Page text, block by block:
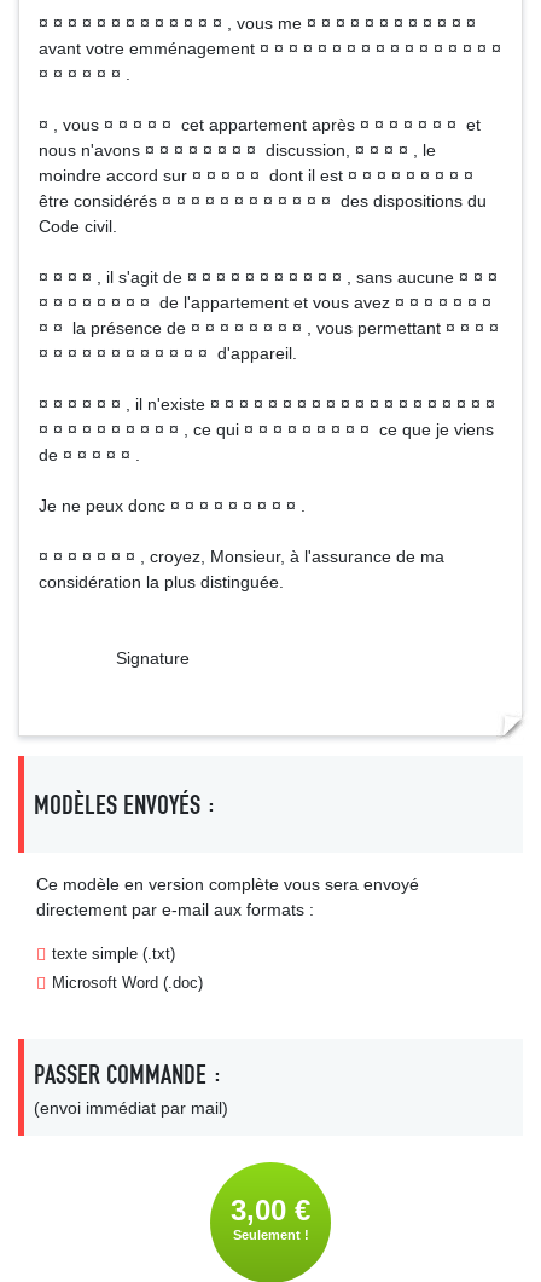
¤ ¤ ¤ ¤ ¤ ¤ ¤ ¤ ¤ ¤ ¤ ¤ ¤ , vous me ¤ ¤ ¤ ¤ ¤ ¤ ¤ ¤ ¤ ¤ ¤ ¤
avant votre emménagement ¤ ¤ ¤ ¤ ¤ ¤ ¤ ¤ ¤ ¤ ¤ ¤ ¤ ¤ ¤ ¤ ¤
¤ ¤ ¤ ¤ ¤ ¤ .
¤ , vous ¤ ¤ ¤ ¤ ¤ cet appartement après ¤ ¤ ¤ ¤ ¤ ¤ ¤ et
nous n'avons ¤ ¤ ¤ ¤ ¤ ¤ ¤ ¤ discussion, ¤ ¤ ¤ ¤ , le
moindre accord sur ¤ ¤ ¤ ¤ ¤ dont il est ¤ ¤ ¤ ¤ ¤ ¤ ¤ ¤ ¤
être considérés ¤ ¤ ¤ ¤ ¤ ¤ ¤ ¤ ¤ ¤ ¤ ¤ des dispositions du
Code civil.
¤ ¤ ¤ ¤ , il s'agit de ¤ ¤ ¤ ¤ ¤ ¤ ¤ ¤ ¤ ¤ ¤ , sans aucune ¤ ¤ ¤
¤ ¤ ¤ ¤ ¤ ¤ ¤ ¤ de l'appartement et vous avez ¤ ¤ ¤ ¤ ¤ ¤ ¤
¤ ¤ la présence de ¤ ¤ ¤ ¤ ¤ ¤ ¤ ¤ , vous permettant ¤ ¤ ¤ ¤
¤ ¤ ¤ ¤ ¤ ¤ ¤ ¤ ¤ ¤ ¤ ¤ d'appareil.
¤ ¤ ¤ ¤ ¤ ¤ , il n'existe ¤ ¤ ¤ ¤ ¤ ¤ ¤ ¤ ¤ ¤ ¤ ¤ ¤ ¤ ¤ ¤ ¤ ¤ ¤ ¤
¤ ¤ ¤ ¤ ¤ ¤ ¤ ¤ ¤ ¤ , ce qui ¤ ¤ ¤ ¤ ¤ ¤ ¤ ¤ ¤ ce que je viens
de ¤ ¤ ¤ ¤ ¤ .
Je ne peux donc ¤ ¤ ¤ ¤ ¤ ¤ ¤ ¤ ¤ .
¤ ¤ ¤ ¤ ¤ ¤ ¤ , croyez, Monsieur, à l'assurance de ma
considération la plus distinguée.
Signature
MODÈLES ENVOYÉS :
Ce modèle en version complète vous sera envoyé
directement par e-mail aux formats :
texte simple (.txt)
Microsoft Word (.doc)
PASSER COMMANDE :
(envoi immédiat par mail)
3,00 €
Seulement !